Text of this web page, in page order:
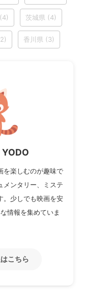
(4) 茨城県 (4)
香川県 (3)
を楽しむのが趣味で
メンタリー、ミステ
。少しでも映画を安
情報を集めていま
こちら